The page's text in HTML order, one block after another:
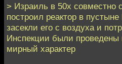
> Израиль в 50х совместно
построил реактор в
засекли его с воздуха и
Инспекции были проведены
мирный характер